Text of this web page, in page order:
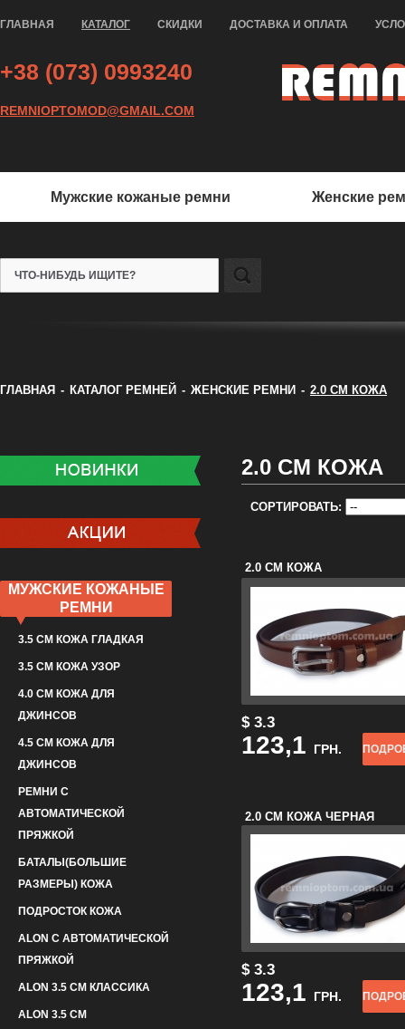
ГЛАВНАЯ КАТАЛОГ СКИДКИ ДОСТАВКА И ОПЛАТА
+38 (073) 0993240
REMNIOPTOMOD@GMAIL.COM
Мужские кожаные ремни Женские
ГЛАВНАЯ - КАТАЛОГ РЕМНЕЙ - ЖЕНСКИЕ РЕМНИ - 2.0 СМ КОЖА
МУЖСКИЕ КОЖАНЫЕ
РЕМНИ
3.5 СМ КОЖА ГЛАДКАЯ
3.5 СМ КОЖА УЗОР
4.0 СМ КОЖА ДЛЯ
ДЖИНСОВ
4.5 СМ КОЖА ДЛЯ
ДЖИНСОВ
РЕМНИ С
АВТОМАТИЧЕСКОЙ
ПРЯЖКОЙ
БАТАЛЫ(БОЛЬШИЕ
РАЗМЕРЫ) КОЖА
ПОДРОСТОК КОЖА
ALON С АВТОМАТИЧЕСКОЙ
ПРЯЖКОЙ
ALON 3.5 СМ КЛАССИКА
ALON 3.5 СМ
2.0 СМ КОЖА
СОРТИРОВАТЬ:
2.0 СМ КОЖА
КОРИЧНЕВАЯ
$ 3.3
123,1 ГРН.
2.0 СМ КОЖА ЧЕРНАЯ
$ 3.3
123,1 ГРН.